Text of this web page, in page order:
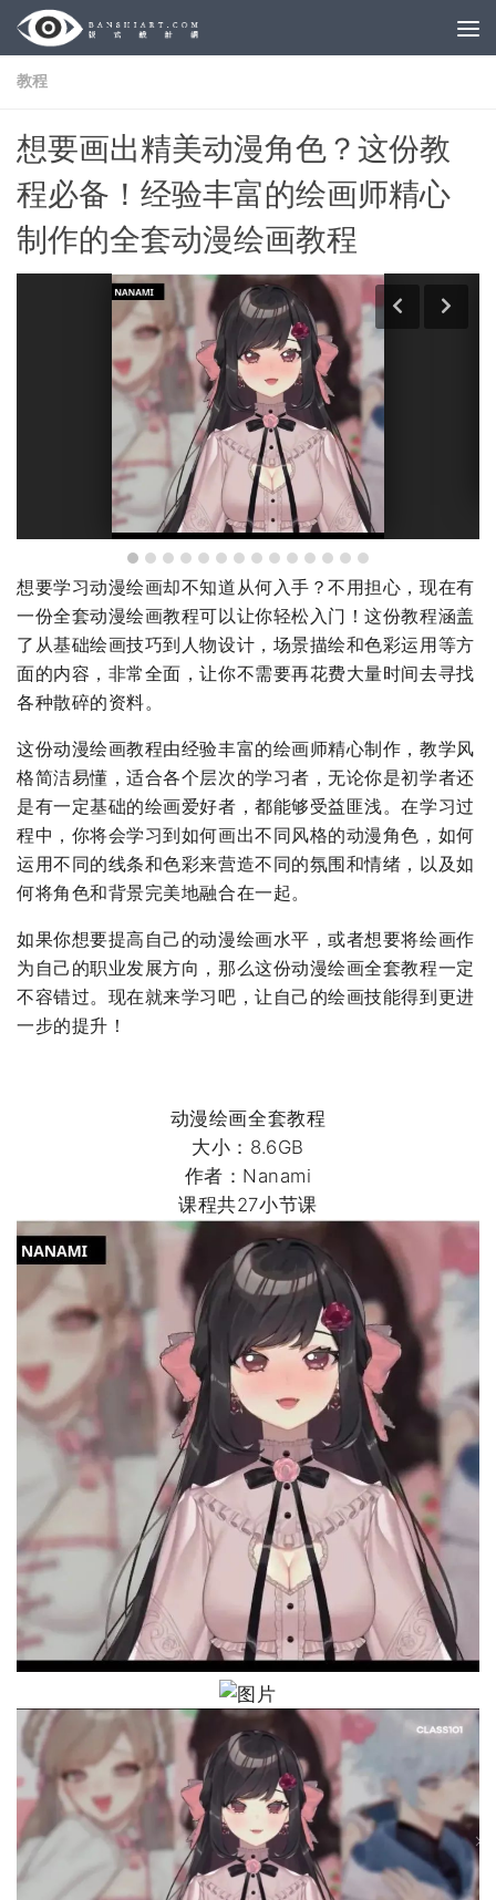
Skip to content
教程
想要画出精美动漫角色？这份教
程必备！经验丰富的绘画师精心
制作的全套动漫绘画教程
想要学习动漫绘画却不知道从何入手？不用担心，现在有
一份全套动漫绘画教程可以让你轻松入门！这份教程涵盖
了从基础绘画技巧到人物设计，场景描绘和色彩运用等方
面的内容，非常全面，让你不需要再花费大量时间去寻找
各种散碎的资料。
这份动漫绘画教程由经验丰富的绘画师精心制作，教学风
格简洁易懂，适合各个层次的学习者，无论你是初学者还
是有一定基础的绘画爱好者，都能够受益匪浅。在学习过
程中，你将会学习到如何画出不同风格的动漫角色，如何
运用不同的线条和色彩来营造不同的氛围和情绪，以及如
何将角色和背景完美地融合在一起。
如果你想要提高自己的动漫绘画水平，或者想要将绘画作
为自己的职业发展方向，那么这份动漫绘画全套教程一定
不容错过。现在就来学习吧，让自己的绘画技能得到更进
一步的提升！
动漫绘画全套教程
大小：8.6GB
作者：Nanami
课程共27小节课